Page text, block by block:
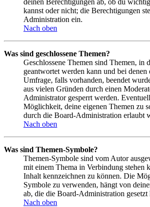
kannst oder nicht; die Berechtigungen
Administration ein.
Nach oben
Was sind geschlossene Themen?
Geschlossene Themen sind Themen, in
geantwortet werden kann und bei denen
Umfrage, falls vorhanden, beendet
aus vielen Gründen durch einen
Administrator gesperrt werden.
Möglichkeit, deine eigenen Themen zu
durch die Board-Administration erlaubt
Nach oben
Was sind Themen-Symbole?
Themen-Symbole sind vom Autor
mit einem Thema in Verbindung stehen
Inhalt kennzeichnen zu können. Die
Symbole zu verwenden, hängt von
ab, die die Board-Administration gesetzt
Nach oben